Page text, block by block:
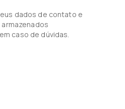
dados de contato e
caso de dúvidas.